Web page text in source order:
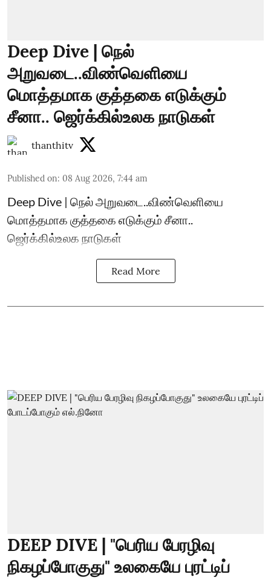
Deep Dive | நெல்
அறுவடை..விண்வெளியை
மொத்தமாக குத்தகை எடுக்கும்
சீனா.. ஜெர்க்கில்உலக நாடுகள்
thanthitv
Published on: 08 Aug 2026, 7:44 am
Deep Dive | நெல் அறுவடை..விண்வெளியை
மொத்தமாக குத்தகை எடுக்கும் சீனா..
ஜெர்க்கில்உலக நாடுகள்
Read More
DEEP DIVE | "பெரிய பேரழிவு
நிகழப்போகுது" உலகையே புரட்டிப்